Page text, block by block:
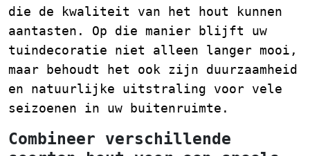
die de kwaliteit van het hout kunnen
aantasten. Op die manier blijft uw
tuindecoratie niet alleen langer mooi,
maar behoudt het ook zijn duurzaamheid
en natuurlijke uitstraling voor vele
seizoenen in uw buitenruimte.
Combineer verschillende